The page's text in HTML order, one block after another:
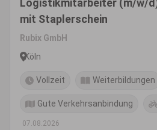
Logistikmitarbeiter (m/w/
mit Staplerschein
Rubix GmbH
Köln
Vollzeit Weiterbildungen
Gute Verkehrsanbindung
07.08.2026